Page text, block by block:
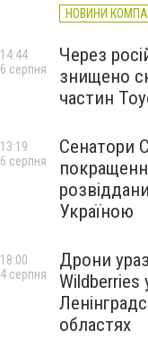
НОВИНИ
Через
знищено
частин
14:44
6 серпня
Сенатори
Україною
13:19
6 серпня
Дрони
Wildberries
областях
18:00
4 серпня